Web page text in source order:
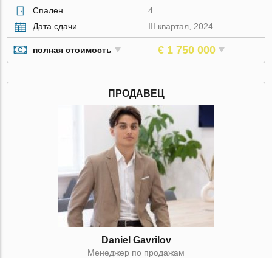
Спален
4
Дата сдачи
III квартал, 2024
полная стоимость € 1 750 000
ПРОДАВЕЦ
Daniel Gavrilov
Менеджер по продажам